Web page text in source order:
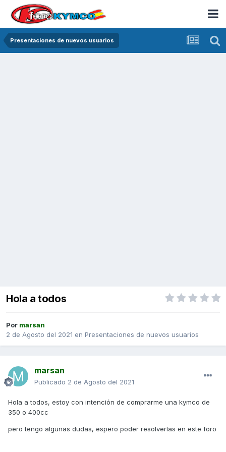
Presentaciones de nuevos usuarios
Hola a todos
Por marsan
2 de Agosto del 2021 en Presentaciones de nuevos usuarios
marsan
Publicado 2 de Agosto del 2021
Hola a todos, estoy con intención de comprarme una kymco de
350 o 400cc
pero tengo algunas dudas, espero poder resolverlas en este foro